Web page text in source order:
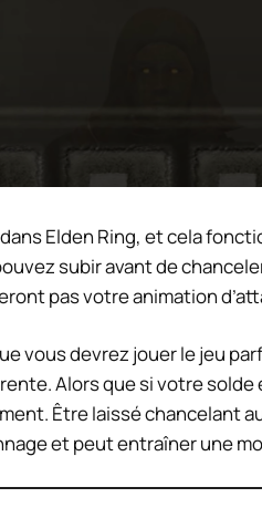
Elden Ring, et cela
subir avant de
pas votre animation
vous devrez jouer le jeu
Alors que si votre
Être laissé chancelant
et peut entraîner une